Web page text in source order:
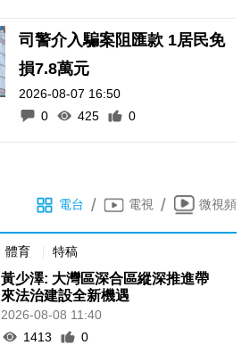
司警介入騙案阻匯款 1居民免
損7.8萬元
2026-08-07 16:50
0
425 0
電台 / 電視 / 微視頻
體育 特稿
黃少澤: 大灣區深合區縱深推進帶
來法治建設全新機遇
2026-08-08 11:40
1413
0